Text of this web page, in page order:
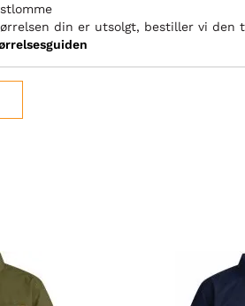
din er utsolgt, bestiller vi den